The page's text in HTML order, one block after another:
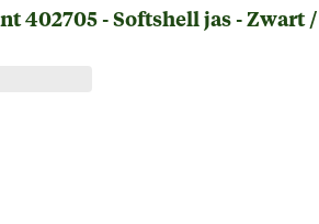
402705 - Softshell jas - Zwart /